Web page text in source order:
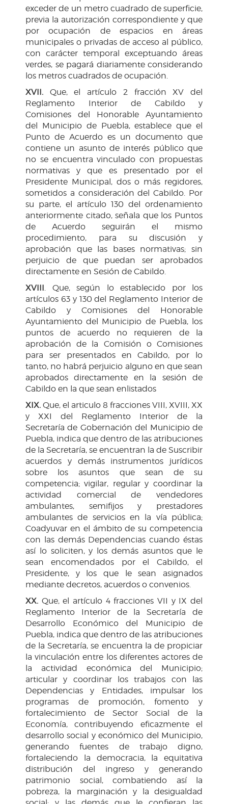
exceder de un metro cuadrado de superficie,
previa la autorización correspondiente y que
por ocupación de espacios en áreas
municipales o privadas de acceso al público,
con carácter temporal exceptuando áreas
verdes, se pagará diariamente considerando
los metros cuadrados de ocupación.
XVII. Que, el artículo 2 fracción XV del
Reglamento Interior de Cabildo y
Comisiones del Honorable Ayuntamiento
del Municipio de Puebla, establece que el
Punto de Acuerdo es un documento que
contiene un asunto de interés público que
no se encuentra vinculado con propuestas
normativas y que es presentado por el
Presidente Municipal, dos o más regidores,
sometidos a consideración del Cabildo. Por
su parte, el artículo 130 del ordenamiento
anteriormente citado, señala que los Puntos
de Acuerdo seguirán el mismo
procedimiento, para su discusión y
aprobación que las bases normativas; sin
perjuicio de que puedan ser aprobados
directamente en Sesión de Cabildo.
XVIII . Que, según lo establecido por los
artículos 63 y 130 del Reglamento Interior de
Cabildo y Comisiones del Honorable
Ayuntamiento del Municipio de Puebla, los
puntos de acuerdo no requieren de la
aprobación de la Comisión o Comisiones
para ser presentados en Cabildo, por lo
tanto, no habrá perjuicio alguno en que sean
aprobados directamente en la sesión de
Cabildo en la que sean enlistados
XIX. Que, el articulo 8 fracciones VIII, XVIII, XX
y XXI del Reglamento Interior de la
Secretaría de Gobernación del Municipio de
Puebla, indica que dentro de las atribuciones
de la Secretaría, se encuentran la de Suscribir
acuerdos y demás instrumentos jurídicos
sobre los asuntos que sean de su
competencia; vigilar, regular y coordinar la
actividad comercial de vendedores
ambulantes, semifijos y prestadores
ambulantes de servicios en la vía pública;
Coadyuvar en el ámbito de su competencia
con las demás Dependencias cuando éstas
así lo soliciten, y los demás asuntos que le
sean encomendados por el Cabildo, el
Presidente, y los que le sean asignados
mediante decretos, acuerdos o convenios.
XX. Que, el artículo 4 fracciones VII y IX del
Reglamento Interior de la Secretaría de
Desarrollo Económico del Municipio de
Puebla, indica que dentro de las atribuciones
de la Secretaría, se encuentra la de propiciar
la vinculación entre los diferentes actores de
la actividad económica del Municipio;
articular y coordinar los trabajos con las
Dependencias y Entidades, impulsar los
programas de promoción, fomento y
fortalecimiento de Sector Social de la
Economía, contribuyendo eficazmente el
desarrollo social y económico del Municipio,
generando fuentes de trabajo digno,
fortaleciendo la democracia, la equitativa
distribución del ingreso y generando
patrimonio social, combatiendo así la
pobreza, la marginación y la desigualdad